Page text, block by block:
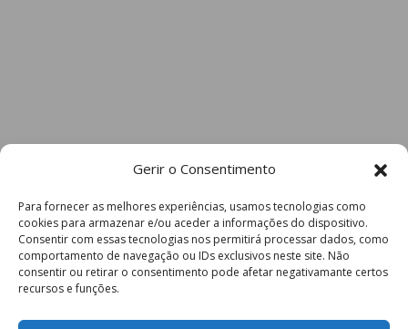
Gerir o Consentimento
Para fornecer as melhores experiências, usamos tecnologias como
cookies para armazenar e/ou aceder a informações do dispositivo.
Consentir com essas tecnologias nos permitirá processar dados, como
comportamento de navegação ou IDs exclusivos neste site. Não
consentir ou retirar o consentimento pode afetar negativamante certos
recursos e funções.